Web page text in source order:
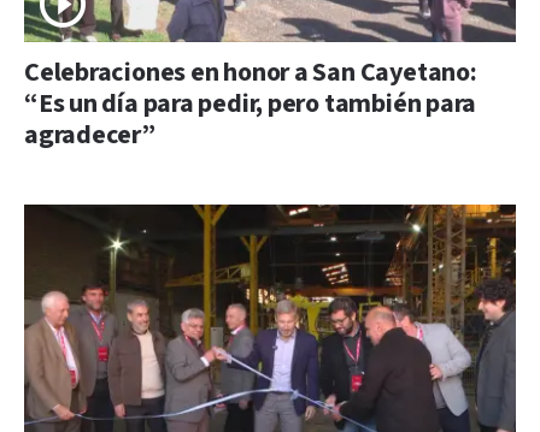
Celebraciones en honor a San Cayetano:
“Es un día para pedir, pero también para
agradecer”